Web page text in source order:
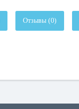
Отзывы (0)